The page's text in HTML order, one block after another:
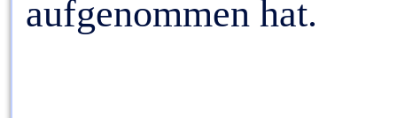
aufgenommen hat.